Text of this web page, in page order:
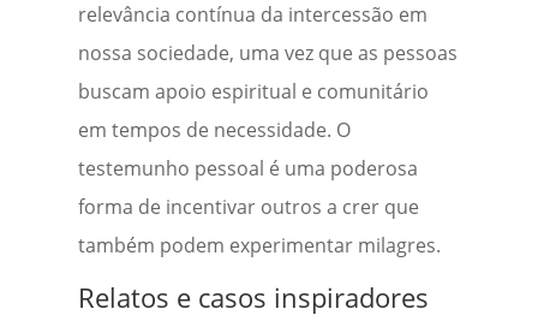
relevância contínua da intercessão em
nossa sociedade, uma vez que as pessoas
buscam apoio espiritual e comunitário
em tempos de necessidade. O
testemunho pessoal é uma poderosa
forma de incentivar outros a crer que
também podem experimentar milagres.
Relatos e casos inspiradores